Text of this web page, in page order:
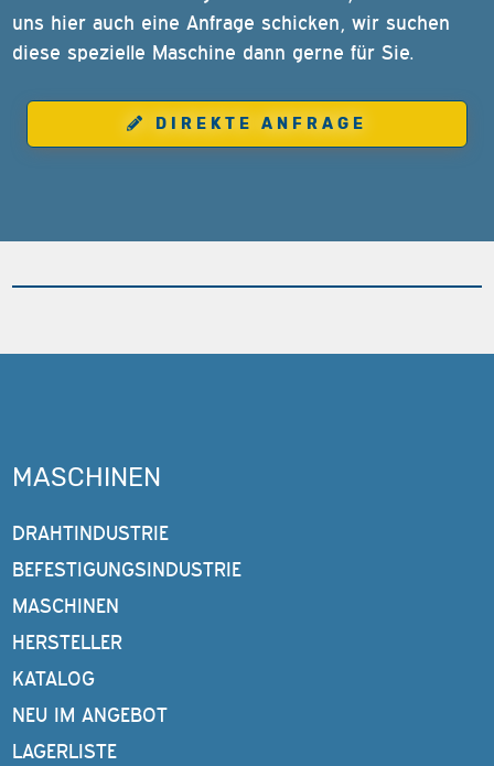
uns hier auch eine Anfrage schicken, wir suchen
diese spezielle Maschine dann gerne für Sie.
DIREKTE ANFRAGE
MASCHINEN
DRAHTINDUSTRIE
BEFESTIGUNGSINDUSTRIE
MASCHINEN
HERSTELLER
KATALOG
NEU IM ANGEBOT
LAGERLISTE